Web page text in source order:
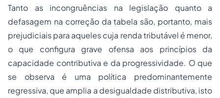
Tanto as incongruências na legislação quanto a
defasagem na correção da tabela são, portanto, mais
prejudiciais para aqueles cuja renda tributável é menor,
o que configura grave ofensa aos princípios da
capacidade contributiva e da progressividade. O que
se observa é uma política predominantemente
regressiva, que amplia a desigualdade distributiva, isto